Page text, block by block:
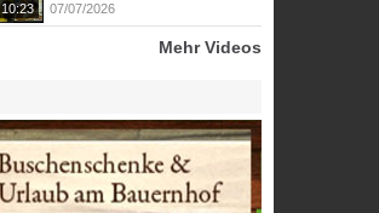
10:23 07/07/2026
Mehr Videos